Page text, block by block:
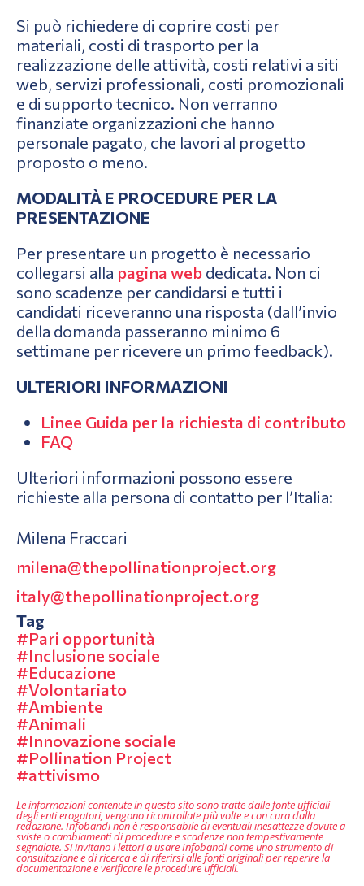
Si può richiedere di coprire costi per
materiali, costi di trasporto per la
realizzazione delle attività, costi relativi a siti
web, servizi professionali, costi promozionali
e di supporto tecnico. Non verranno
finanziate organizzazioni che hanno
personale pagato, che lavori al progetto
proposto o meno.
MODALITÀ E PROCEDURE PER LA
PRESENTAZIONE
Per presentare un progetto è necessario
collegarsi alla pagina web dedicata. Non ci
sono scadenze per candidarsi e tutti i
candidati riceveranno una risposta (dall’invio
della domanda passeranno minimo 6
settimane per ricevere un primo feedback).
ULTERIORI INFORMAZIONI
Linee Guida per la richiesta di contributo
FAQ
Ulteriori informazioni possono essere
richieste alla persona di contatto per l’Italia:
Milena Fraccari
milena@thepollinationproject.org
italy@thepollinationproject.org
Tag
Pari opportunità
Inclusione sociale
Educazione
Volontariato
Ambiente
Animali
Innovazione sociale
Pollination Project
attivismo
Le informazioni contenute in questo sito sono tratte dalle fonte ufficiali
degli enti erogatori, vengono ricontrollate più volte e con cura dalla
redazione. Infobandi non è responsabile di eventuali inesattezze dovute a
sviste o cambiamenti di procedure e scadenze non tempestivamente
segnalate. Si invitano i lettori a usare Infobandi come uno strumento di
consultazione e di ricerca e di riferirsi alle fonti originali per reperire la
documentazione e verificare le procedure ufficiali.